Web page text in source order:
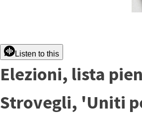
Listen to this
Elezioni, lista
Strovegli, 'Uniti